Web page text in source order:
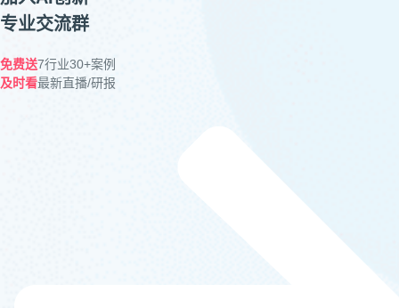
专业交流群
免费送7行业30+案例
及时看最新直播/研报